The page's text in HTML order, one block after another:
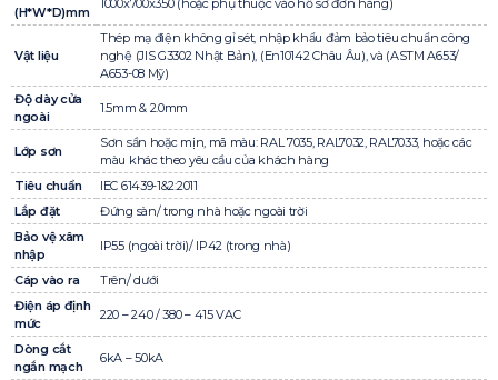
(H*W*D)mm
1000x700x350 (hoặc phụ thuộc vào hồ sơ đơn hàng)
Vật liệu
Thép mạ điện không gỉ sét, nhập khẩu đảm bảo tiêu chuẩn công
nghệ (JIS G3302 Nhật Bản), (En10142 Châu Âu), và (ASTM A653/
A653-08 Mỹ)
Độ dày cửa
ngoài
1.5mm & 2.0mm
Lớp sơn
Sơn sần hoặc mịn, mã màu: RAL 7035, RAL7032, RAL7033, hoặc các
màu khác theo yêu cầu của khách hàng
Tiêu chuẩn
IEC 61439-1&2:2011
Lắp đặt
Đứng sàn/ trong nhà hoặc ngoài trời
Bảo vệ xâm
nhập
IP55 (ngoài trời)/ IP42 (trong nhà)
Cáp vào ra
Trên/ dưới
Điện áp định
mức
220 – 240 / 380 – 415 VAC
Dòng cắt
ngắn mạch
6kA – 50kA